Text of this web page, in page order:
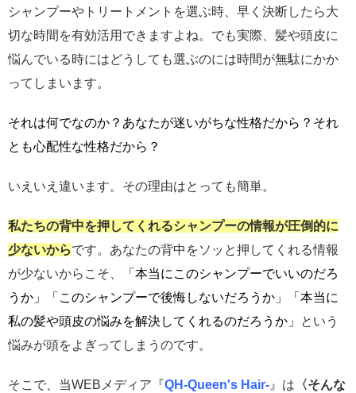
シャンプーやトリートメントを選ぶ時、早く決断したら大
切な時間を有効活用できますよね。でも実際、髪や頭皮に
悩んでいる時にはどうしても選ぶのには時間が無駄にかか
ってしまいます。
それは何でなのか？あなたが迷いがちな性格だから？それ
とも心配性な性格だから？
いえいえ違います。その理由はとっても簡単。
私たちの背中を押してくれるシャンプーの情報が圧倒的に
少ないからです。あなたの背中をソッと押してくれる情報
が少ないからこそ、
「本当にこのシャンプーでいいのだろ
うか」
「このシャンプーで後悔しないだろうか」「本当に
私の髪や頭皮の悩みを解決してくれるのだろうか」
という
悩みが頭をよぎってしまうのです。
そこで、当WEBメディア『QH-Queen's Hair- 』は 〈そんな